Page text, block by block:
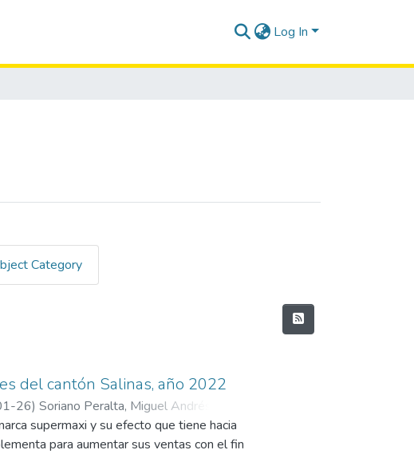
Log In
Category
del cantón Salinas, año 2022
26) Soriano Peralta, Miguel Andrés
supermaxi y su efecto que tiene hacia
para aumentar sus ventas con el fin